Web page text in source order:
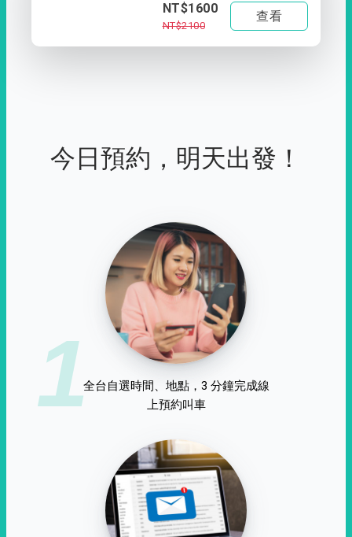
NT$1600
NT$2100
查看
今日預約，明天出發！
1全台自選時間、地點，3 分鐘完成線
上預約叫車